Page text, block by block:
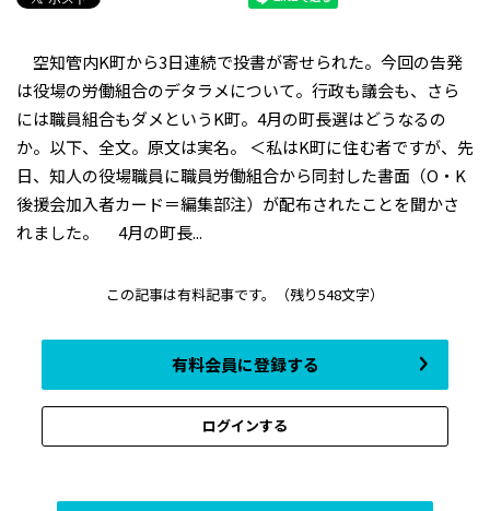
空知管内K町から3日連続で投書が寄せられた。今回の告発
は役場の労働組合のデタラメについて。行政も議会も、さら
には職員組合もダメというK町。4月の町長選はどうなるの
か。以下、全文。原文は実名。 ＜私はK町に住む者ですが、先
日、知人の役場職員に職員労働組合から同封した書面（O・K
後援会加入者カード＝編集部注）が配布されたことを聞かさ
れました。 4月の町長...
この記事は有料記事です。 （残り548文字）
有料会員に登録する
ログインする